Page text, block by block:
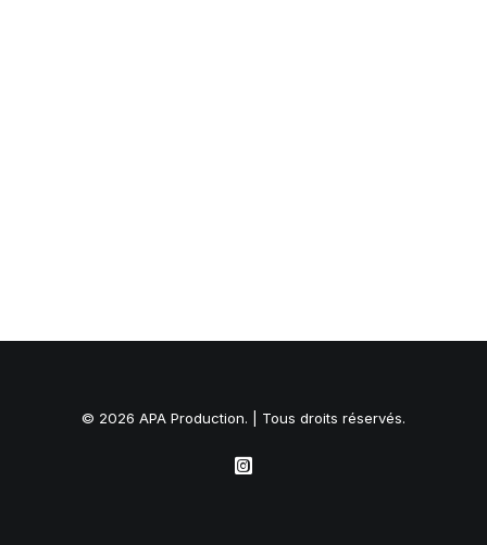
© 2026 APA Production. | Tous droits réservés.